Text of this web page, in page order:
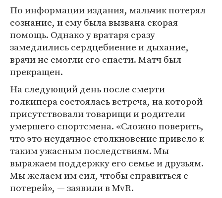
По информации издания, мальчик потерял
сознание, и ему была вызвана скорая
помощь. Однако у вратаря сразу
замедлились сердцебиение и дыхание,
врачи не смогли его спасти. Матч был
прекращен.
На следующий день после смерти
голкипера состоялась встреча, на которой
присутствовали товарищи и родители
умершего спортсмена. «Сложно поверить,
что это неудачное столкновение привело к
таким ужасным последствиям. Мы
выражаем поддержку его семье и друзьям.
Мы желаем им сил, чтобы справиться с
потерей», — заявили в MvR.